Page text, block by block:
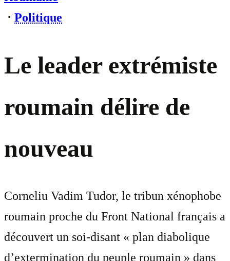
⋅ Politique
Le leader extrémiste
roumain délire de
nouveau
Corneliu Vadim Tudor, le tribun xénophobe
roumain proche du Front National français a
découvert un soi-disant « plan diabolique
d’extermination du peuple roumain » dans